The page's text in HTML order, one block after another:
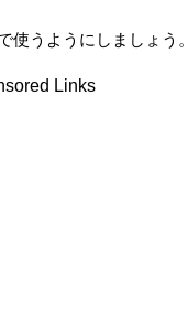
使うようにしましょう。
Links